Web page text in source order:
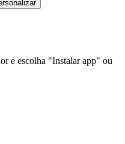
e escolha "Instalar app" ou